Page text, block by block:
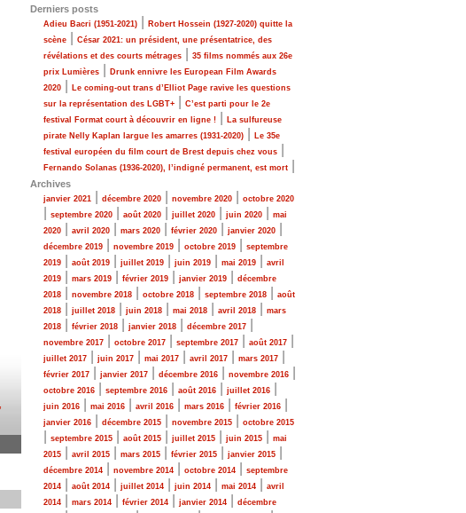
Derniers posts
Adieu Bacri (1951-2021)
Robert Hossein (1927-2020) quitte la
scène
César 2021: un président, une présentatrice, des
révélations et des courts métrages
35 films nommés aux 26e
prix Lumières
Drunk ennivre les European Film Awards
2020
Le coming-out trans d’Elliot Page ravive les questions
sur la représentation des LGBT+
C’est parti pour le 2e
festival Format court à découvrir en ligne !
La sulfureuse
pirate Nelly Kaplan largue les amarres (1931-2020)
Le 35e
festival européen du film court de Brest depuis chez vous
Fernando Solanas (1936-2020), l’indigné permanent, est mort
Archives
janvier 2021 décembre 2020 novembre 2020 octobre 2020
septembre 2020 août 2020 juillet 2020 juin 2020
mai
2020
avril 2020 mars 2020 février 2020 janvier 2020
décembre 2019 novembre 2019 octobre 2019
septembre
2019
août 2019 juillet 2019 juin 2019 mai 2019
avril
2019
mars 2019 février 2019 janvier 2019
décembre
2018
novembre 2018 octobre 2018 septembre 2018
août
2018
juillet 2018 juin 2018 mai 2018 avril 2018
mars
2018
février 2018 janvier 2018 décembre 2017
novembre 2017 octobre 2017 septembre 2017 août 2017
juillet 2017 juin 2017 mai 2017 avril 2017 mars 2017
février 2017 janvier 2017 décembre 2016 novembre 2016
octobre 2016 septembre 2016 août 2016 juillet 2016
juin 2016 mai 2016 avril 2016 mars 2016 février 2016
janvier 2016 décembre 2015 novembre 2015 octobre 2015
septembre 2015 août 2015 juillet 2015 juin 2015
mai
2015
avril 2015 mars 2015 février 2015 janvier 2015
décembre 2014 novembre 2014 octobre 2014
septembre
2014
août 2014 juillet 2014 juin 2014 mai 2014
avril
2014
mars 2014 février 2014 janvier 2014
décembre